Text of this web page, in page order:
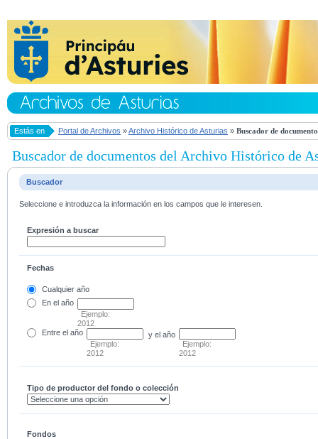
Estás en Portal de Archivos »Archivo Histórico de Asturias » Buscador de
Buscador de documentos del Archivo Histórico de
Buscador
Seleccione e introduzca la información en los campos que le interesen.
Expresión a buscar
Fechas
Cualquier año
En el año
Ejemplo:
2012
Entre el año
Ejemplo:
2012
y el año
Ejemplo:
2012
Tipo de productor del fondo o colección
Fondos